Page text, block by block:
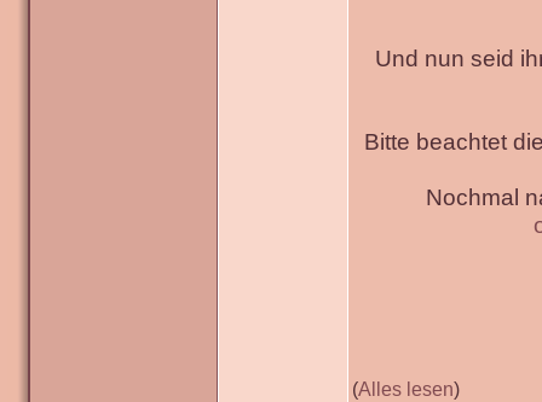
Und nun seid
Bitte beachtet
Nochmal
(Alles lesen)